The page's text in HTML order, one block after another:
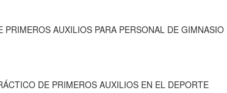
PRIMEROS AUXILIOS PARA PERSONAL DE GIMNASIO
DE PRIMEROS AUXILIOS EN EL DEPORTE